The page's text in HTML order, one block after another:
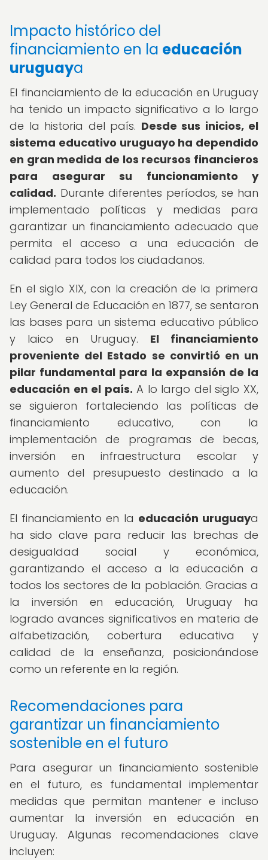
Impacto histórico del
financiamiento en la educación
uruguaya
El financiamiento de la educación en Uruguay
ha tenido un impacto significativo a lo largo
de la historia del país. Desde sus inicios, el
sistema educativo uruguayo ha dependido
en gran medida de los recursos financieros
para asegurar su funcionamiento y
calidad. Durante diferentes períodos, se han
implementado políticas y medidas para
garantizar un financiamiento adecuado que
permita el acceso a una educación de
calidad para todos los ciudadanos.
En el siglo XIX, con la creación de la primera
Ley General de Educación en 1877, se sentaron
las bases para un sistema educativo público
y laico en Uruguay. El financiamiento
proveniente del Estado se convirtió en un
pilar fundamental para la expansión de la
educación en el país. A lo largo del siglo XX,
se siguieron fortaleciendo las políticas de
financiamiento educativo, con la
implementación de programas de becas,
inversión en infraestructura escolar y
aumento del presupuesto destinado a la
educación.
El financiamiento en la educación uruguaya
ha sido clave para reducir las brechas de
desigualdad social y económica,
garantizando el acceso a la educación a
todos los sectores de la población. Gracias a
la inversión en educación, Uruguay ha
logrado avances significativos en materia de
alfabetización, cobertura educativa y
calidad de la enseñanza, posicionándose
como un referente en la región.
Recomendaciones para
garantizar un financiamiento
sostenible en el futuro
Para asegurar un financiamiento sostenible
en el futuro, es fundamental implementar
medidas que permitan mantener e incluso
aumentar la inversión en educación en
Uruguay. Algunas recomendaciones clave
incluyen: